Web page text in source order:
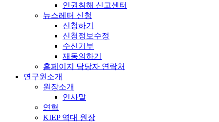
인권침해 신고센터
뉴스레터 신청
신청하기
신청정보수정
수신거부
재동의하기
홈페이지 담당자 연락처
연구원소개
원장소개
인사말
연혁
KIEP 역대 원장